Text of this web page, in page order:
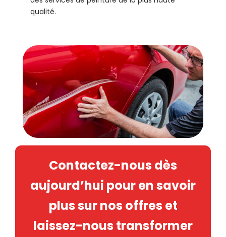
qualité.
Contactez-nous dès
aujourd’hui pour en savoir
plus sur nos offres et
laissez-nous transformer